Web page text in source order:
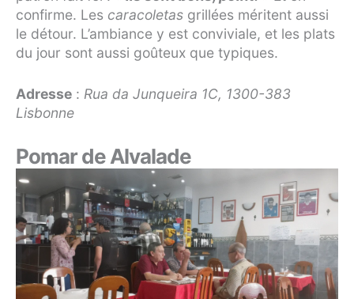
confirme. Les caracoletas grillées méritent aussi
le détour. L’ambiance y est conviviale, et les plats
du jour sont aussi goûteux que typiques.
Adresse : Rua da Junqueira 1C, 1300-383
Lisbonne
Pomar de Alvalade